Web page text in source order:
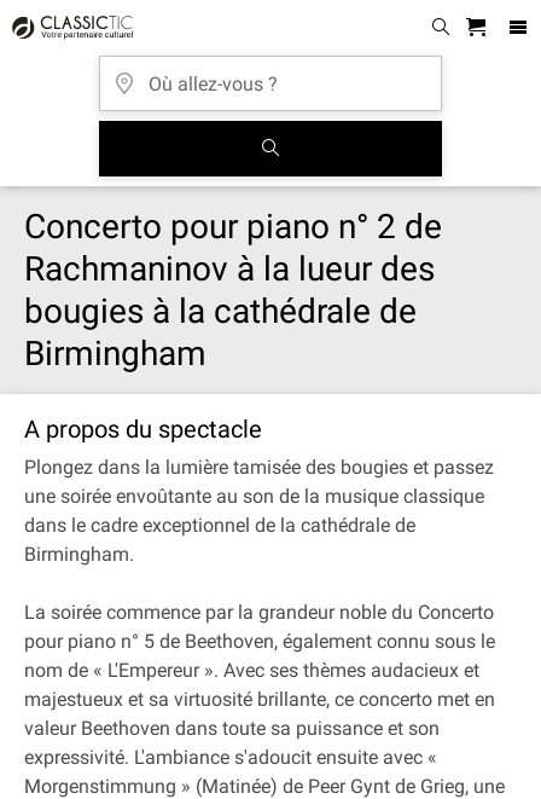
Concerto pour piano n° 2 de
Rachmaninov à la lueur des
bougies à la cathédrale de
Birmingham
A propos du spectacle
Plongez dans la lumière tamisée des bougies et passez
une soirée envoûtante au son de la musique classique
dans le cadre exceptionnel de la cathédrale de
Birmingham.
La soirée commence par la grandeur noble du Concerto
pour piano n° 5 de Beethoven, également connu sous le
nom de « L'Empereur ». Avec ses thèmes audacieux et
majestueux et sa virtuosité brillante, ce concerto met en
valeur Beethoven dans toute sa puissance et son
expressivité. L'ambiance s'adoucit ensuite avec «
Morgenstimmung » (Matinée) de Peer Gynt de Grieg, une